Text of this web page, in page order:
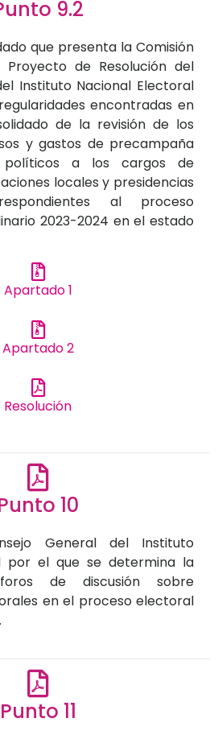
9.2
que presenta la Comisión
Proyecto de Resolución del
Instituto Nacional Electoral
encontradas en
de la revisión de los
y gastos de precampaña
a los cargos de
locales y presidencias
al proceso
2023-2024 en el estado
Apartado 1
Apartado 2
Resolución
10
General del Instituto
por el que se determina la
de discusión sobre
en el proceso electoral
Punto 11